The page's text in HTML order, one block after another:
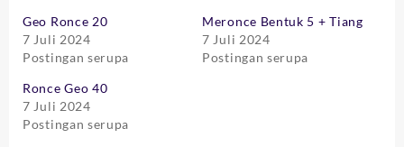
Geo Ronce 20
7 Juli 2024
Postingan serupa
Meronce Bentuk 5 + Tiang
7 Juli 2024
Postingan serupa
Ronce Geo 40
7 Juli 2024
Postingan serupa